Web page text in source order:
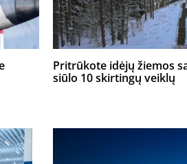
Pritrūkote idėjų žiemos
siūlo 10 skirtingų veiklų